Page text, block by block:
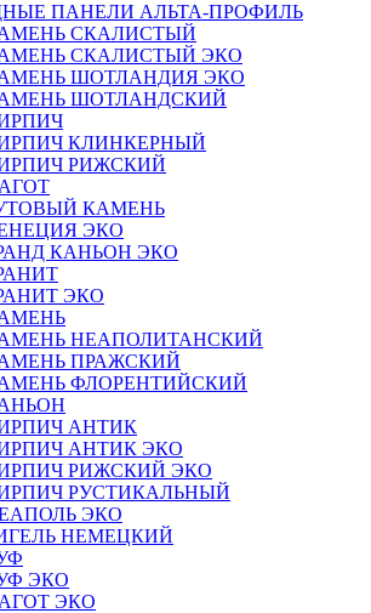
ПАНЕЛИ АЛЬТА-ПРОФИЛЬ
СКАЛИСТЫЙ
СКАЛИСТЫЙ ЭКО
ШОТЛАНДИЯ ЭКО
ШОТЛАНДСКИЙ
КЛИНКЕРНЫЙ
РИЖСКИЙ
КАМЕНЬ
ЭКО
КАНЬОН ЭКО
ЭКО
НЕАПОЛИТАНСКИЙ
ПРАЖСКИЙ
ФЛОРЕНТИЙСКИЙ
АНТИК
АНТИК ЭКО
РИЖСКИЙ ЭКО
РУСТИКАЛЬНЫЙ
ЭКО
НЕМЕЦКИЙ
ЭКО
ЭКО